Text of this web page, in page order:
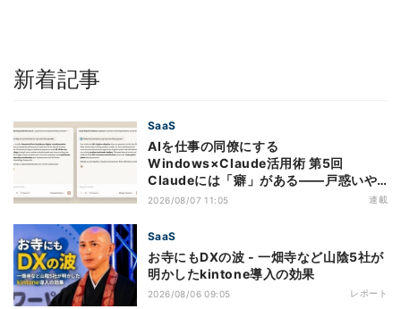
新着記事
SaaS
AIを仕事の同僚にする
Windows×Claude活用術 第5回
Claudeには「癖」がある――戸惑いや
すい7つの仕様
2026/08/07 11:05 連載
SaaS
お寺にもDXの波 - 一畑寺など山陰5社が
明かしたkintone導入の効果
2026/08/06 09:05 レポート